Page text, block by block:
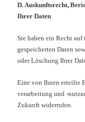
D. Auskunftsrecht,
Ihrer Daten
Sie haben ein Recht
gespeicherten Daten
oder Löschung Ihrer
Eine von Ihnen erteilte
verarbeitung und -
Zukunft widerrufen.